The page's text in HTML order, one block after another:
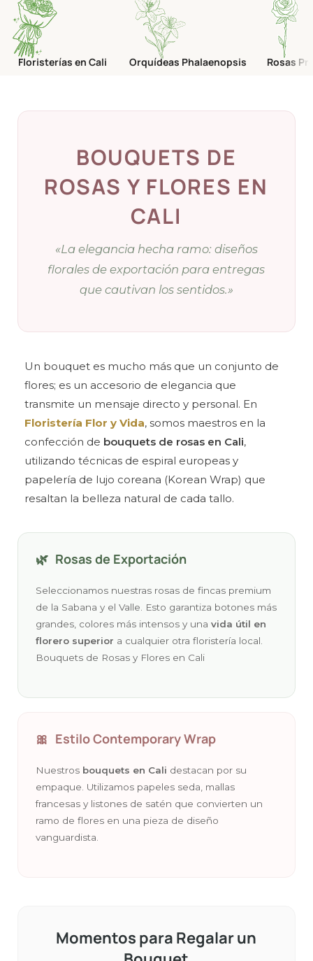
Floristerías en Cali Orquídeas Phalaenopsis Rosas
BOUQUETS DE
ROSAS Y FLORES EN
CALI
«La elegancia hecha ramo: diseños
florales de exportación para entregas
que cautivan los sentidos.»
Un bouquet es mucho más que un conjunto de
flores; es un accesorio de elegancia que
transmite un mensaje directo y personal. En
Floristería Flor y Vida, somos maestros en la
confección de bouquets de rosas en Cali,
utilizando técnicas de espiral europeas y
papelería de lujo coreana (Korean Wrap) que
resaltan la belleza natural de cada tallo.
🌿 Rosas de Exportación
Seleccionamos nuestras rosas de fincas premium
de la Sabana y el Valle. Esto garantiza botones más
grandes, colores más intensos y una vida útil en
florero superior a cualquier otra floristería local.
Bouquets de Rosas y Flores en Cali
🎀 Estilo Contemporary Wrap
Nuestros bouquets en Cali destacan por su
empaque. Utilizamos papeles seda, mallas
francesas y listones de satén que convierten un
ramo de flores en una pieza de diseño
vanguardista.
Momentos para Regalar un